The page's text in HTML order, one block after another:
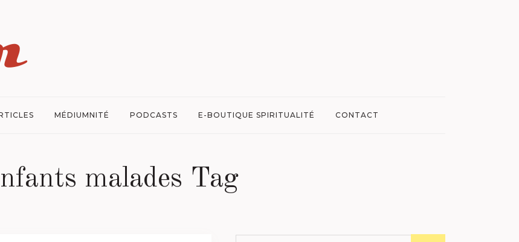
MÉDIUMNITÉ PODCASTS E-BOUTIQUE SPIRITUALITÉ CONTACT
malades Tag